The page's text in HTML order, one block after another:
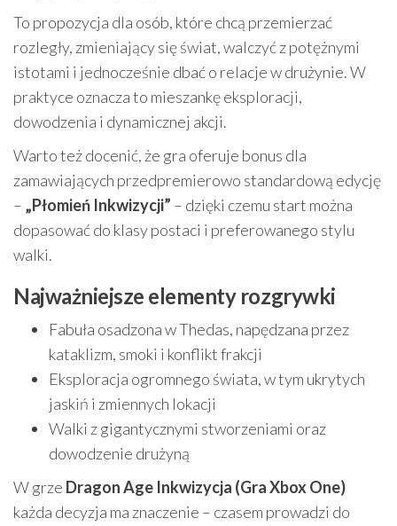
To propozycja dla osób, które chcą przemierzać
rozległy, zmieniający się świat, walczyć z potężnymi
istotami i jednocześnie dbać o relacje w drużynie. W
praktyce oznacza to mieszankę eksploracji,
dowodzenia i dynamicznej akcji.
Warto też docenić, że gra oferuje bonus dla
zamawiających przedpremierowo standardową edycję
– „Płomień Inkwizycji” – dzięki czemu start można
dopasować do klasy postaci i preferowanego stylu
walki.
Najważniejsze elementy rozgrywki
Fabuła osadzona w Thedas, napędzana przez
kataklizm, smoki i konflikt frakcji
Eksploracja ogromnego świata, w tym ukrytych
jaskiń i zmiennych lokacji
Walki z gigantycznymi stworzeniami oraz
dowodzenie drużyną
W grze Dragon Age Inkwizycja (Gra Xbox One)
każda decyzja ma znaczenie – czasem prowadzi do